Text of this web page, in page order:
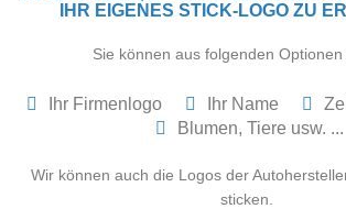
IHR EIGENES STICK-LOGO ZU
Sie können aus folgenden Optionen
Ihr Firmenlogo Ihr Name
Blumen, Tiere usw. ...
Wir können auch die Logos der
sticken.